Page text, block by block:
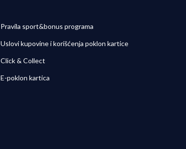
Pravila sport&bonus programa
Uslovi kupovine i korišćenja poklon kartice
Click & Collect
E-poklon kartica